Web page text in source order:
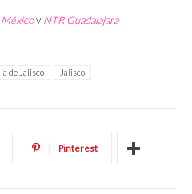
y NTR Guadalajara
de Jalisco Jalisco
Pinterest